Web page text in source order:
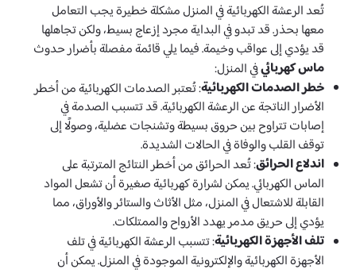
تُعد الرعشة الكهربائية في المنزل مشكلة خطيرة يجب التعامل
معها بحذر. قد تبدو في البداية مجرد إزعاج بسيط، ولكن تجاهلها
قد يؤدي إلى عواقب وخيمة. فيما يلي قائمة مفصلة بأضرار حدوث
ماس كهربائيفي المنزل:
خطر الصدمات الكهربائية: تُعتبر الصدمات الكهربائية من أخطر
الأضرار الناتجة عن الرعشة الكهربائية. قد تتسبب الصدمة في
إصابات تتراوح بين حروق بسيطة وتشنجات عضلية، وصولًا إلى
توقف القلب والوفاة في الحالات الشديدة.
اندلاع الحرائق: تُعد الحرائق من أخطر النتائج المترتبة على
الماس الكهربائي. يمكن لشرارة كهربائية صغيرة أن تشعل المواد
القابلة للاشتعال في المنزل، مثل الأثاث والستائر والأوراق، مما
يؤدي إلى حريق مدمر يهدد الأرواح والممتلكات.
تلف الأجهزة الكهربائية: تتسبب الرعشة الكهربائية في تلف
الأجهزة الكهربائية والإلكترونية الموجودة في المنزل. يمكن أن